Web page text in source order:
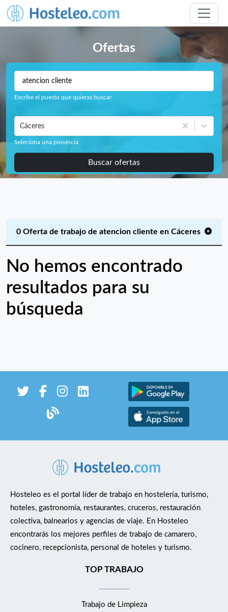
Ofertas
Escribe el puesto que quieras buscar
Cáceres
Seleciona una provincia
Buscar ofertas
0 Oferta de trabajo de atencion cliente en Cáceres
No hemos encontrado
resultados para su
búsqueda
Hosteleo es el portal líder de trabajo en hostelería, turismo,
hoteles, gastronomía, restaurantes, cruceros, restauración
colectiva, balnearios y agencias de viaje. En Hosteleo
encontrarás los mejores perfiles de trabajo de camarero,
cocinero, recepcionista, personal de hoteles y turismo.
TOP TRABAJO
Trabajo de Limpieza